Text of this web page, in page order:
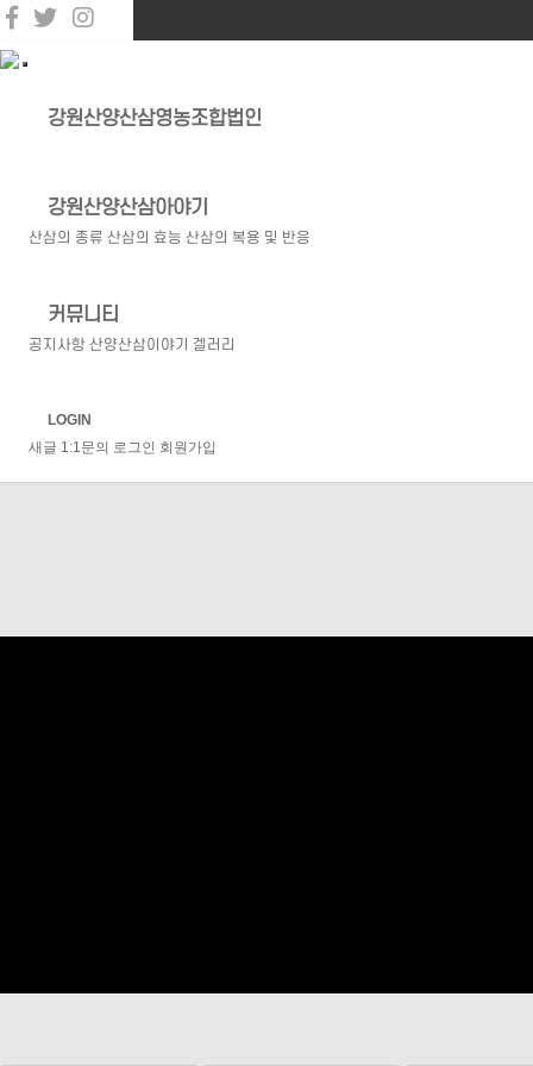
강원산양산삼영농조합법인
강원산양산삼아야기
산삼의 종류 산삼의 효능 산삼의 복용 및 반응
커뮤니티
공지사항 산양산삼이야기 겔러리
LOGIN
새글 1:1문의 로그인 회원가입